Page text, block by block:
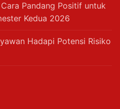
Pandang Positif untuk
Kedua 2026
Hadapi Potensi Risiko